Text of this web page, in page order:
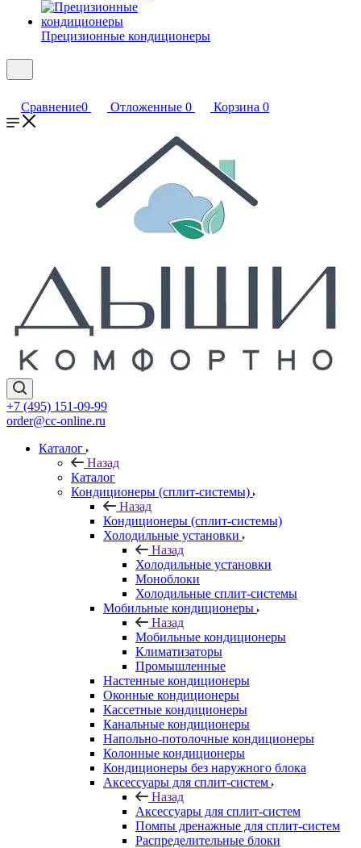
Прецизионные кондиционеры
Сравнение0 Отложенные 0 Корзина 0
+7 (495) 151-09-99
order@cc-online.ru
Каталог
Назад
Каталог
Кондиционеры (сплит-системы)
Назад
Кондиционеры (сплит-системы)
Холодильные установки
Назад
Холодильные установки
Моноблоки
Холодильные сплит-системы
Мобильные кондиционеры
Назад
Мобильные кондиционеры
Климатизаторы
Промышленные
Настенные кондиционеры
Оконные кондиционеры
Кассетные кондиционеры
Канальные кондиционеры
Напольно-потолочные кондиционеры
Колонные кондиционеры
Кондиционеры без наружного блока
Аксессуары для сплит-систем
Назад
Аксессуары для сплит-систем
Помпы дренажные для сплит-систем
Распределительные блоки